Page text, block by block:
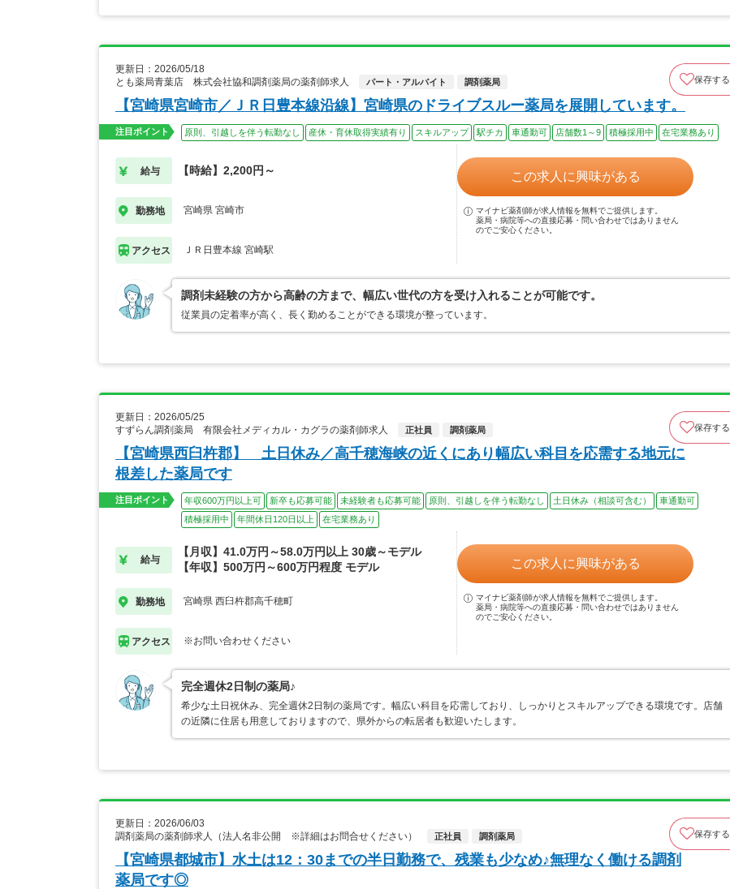
更新日：2026/05/18
とも薬局青葉店 株式会社協和調剤薬局の薬剤師求人
パート・アルバイト 調剤薬局 保存する
【宮崎県宮崎市／ＪＲ日豊本線沿線】宮崎県のドライブスルー薬局を展開しています。
注目ポイント 原則、引越しを伴う転勤なし 産休・育休取得実績有り スキルアップ 駅チカ 車通勤可 店舗数1～9 積極採用中 在宅業務あり
給与 【時給】2,200円～
勤務地 宮崎県 宮崎市
アクセス ＪＲ日豊本線 宮崎駅
この求人に興味がある
マイナビ薬剤師が求人情報を無料でご提供します。
薬局・病院等への直接応募・問い合わせではありません
のでご安心ください。
調剤未経験の方から高齢の方まで、幅広い世代の方を受け入れることが可能です。
従業員の定着率が高く、長く勤めることができる環境が整っています。
更新日：2026/05/25
すずらん調剤薬局 有限会社メディカル・カグラの薬剤師求人
正社員 調剤薬局 保存する
【宮崎県西臼杵郡】 土日休み／高千穂海峡の近くにあり幅広い科目を応需する地元に
根差した薬局です
注目ポイント 年収600万円以上可 新卒も応募可能 未経験者も応募可能 原則、引越しを伴う転勤なし 土日休み（相談可含む）
車通勤可
積極採用中
年間休日120日以上 在宅業務あり
給与
【月収】41.0万円～58.0万円以上 30歳～モデル
【年収】500万円～600万円程度 モデル
勤務地 宮崎県 西臼杵郡高千穂町
アクセス ※お問い合わせください
この求人に興味がある
マイナビ薬剤師が求人情報を無料でご提供します。
薬局・病院等への直接応募・問い合わせではありません
のでご安心ください。
完全週休2日制の薬局♪
希少な土日祝休み、完全週休2日制の薬局です。幅広い科目を応需しており、しっかりとスキルアップできる環境です。店舗
の近隣に住居も用意しておりますので、県外からの転居者も歓迎いたします。
更新日：2026/06/03
調剤薬局の薬剤師求人（法人名非公開 ※詳細はお問合せください）
正社員 調剤薬局 保存する
【宮崎県都城市】水土は12：30までの半日勤務で、残業も少なめ♪無理なく働ける調剤
薬局です◎